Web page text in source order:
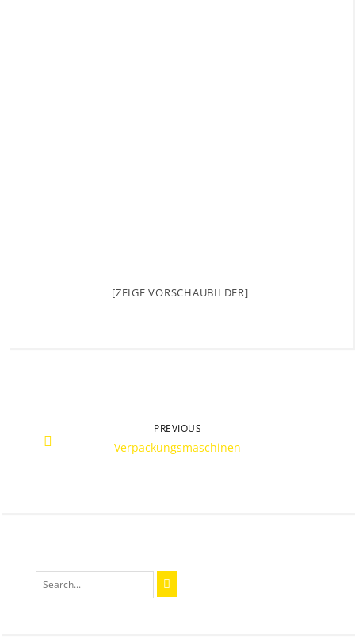
[ZEIGE VORSCHAUBILDER]
PREVIOUS
Verpackungsmaschinen